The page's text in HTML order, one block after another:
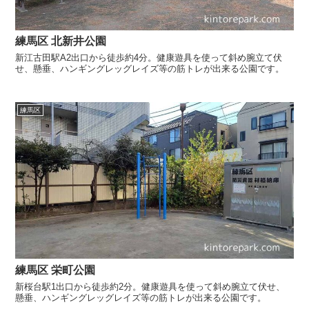
練馬区 北新井公園
新江古田駅A2出口から徒歩約4分。健康遊具を使って斜め腕立て伏
せ、懸垂、ハンギングレッグレイズ等の筋トレが出来る公園です。
練馬区
練馬区 栄町公園
新桜台駅1出口から徒歩約2分。健康遊具を使って斜め腕立て伏せ、
懸垂、ハンギングレッグレイズ等の筋トレが出来る公園です。